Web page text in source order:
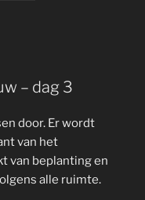
– dag 3
door. Er wordt
van het
van beplanting en
alle ruimte.